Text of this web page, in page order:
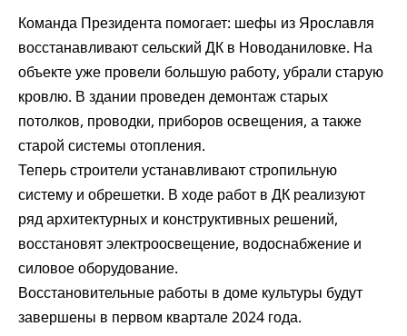
Команда Президента помогает: шефы из Ярославля
восстанавливают сельский ДК в Новоданиловке. На
объекте уже провели большую работу, убрали старую
кровлю. В здании проведен демонтаж старых
потолков, проводки, приборов освещения, а также
старой системы отопления.
Теперь строители устанавливают стропильную
систему и обрешетки. В ходе работ в ДК реализуют
ряд архитектурных и конструктивных решений,
восстановят электроосвещение, водоснабжение и
силовое оборудование.
Восстановительные работы в доме культуры будут
завершены в первом квартале 2024 года.